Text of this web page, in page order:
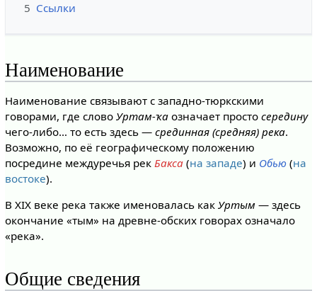
5 Ссылки
Наименование
Наименование связывают с западно-тюркскими
говорами, где слово Уртам-ҡаозначает просто середину
чего-либо… то есть здесь — срединная (средняя) река.
Возможно, по её географическому положению
посредине междуречья рек Бакса(на западе) и Обью(на
востоке).
В XIX веке река также именовалась как Уртым— здесь
окончание «тым» на древне-обских говорах означало
«река».
Общие сведения